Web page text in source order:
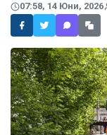
07:58, 14 Юни, 2026